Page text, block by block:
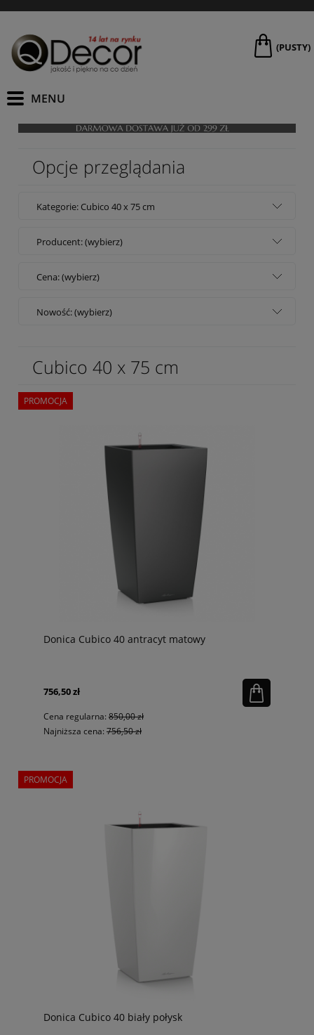
(PUSTY)
Opcje przeglądania
Kategorie: Cubico 40 x 75 cm
Producent: (wybierz)
Cena: (wybierz)
Nowość: (wybierz)
Cubico 40 x 75 cm
Donica Cubico 40 antracyt matowy
756,50 zł
Cena regularna: 850,00 zł
Najniższa cena: 756,50 zł
PROMOCJA
Donica Cubico 40 biały połysk
PROMOCJA